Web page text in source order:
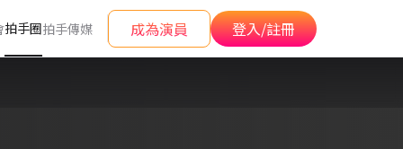
拍手圈拍手傳媒 成為演員 登入/註冊